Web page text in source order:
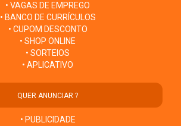
• VAGAS DE EMPREGO
• BANCO DE CURRÍCULOS
• CUPOM DESCONTO
• SHOP ONLINE
• SORTEIOS
• APLICATIVO
QUER ANUNCIAR ?
• PUBLICIDADE